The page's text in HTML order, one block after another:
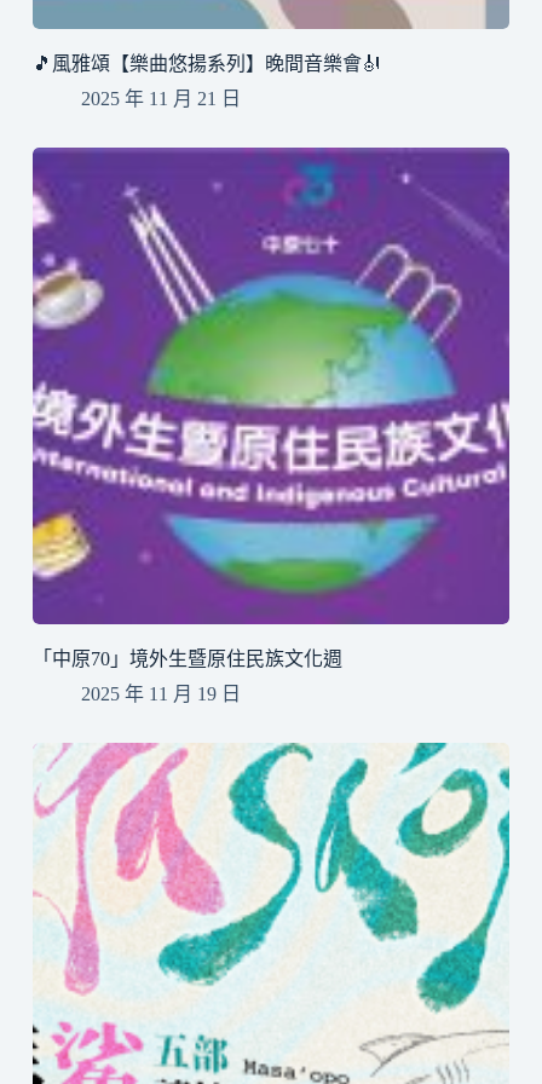
🎵風雅頌【樂曲悠揚系列】晚間音樂會🎻
2025 年 11 月 21 日
「中原70」境外生暨原住民族文化週
2025 年 11 月 19 日